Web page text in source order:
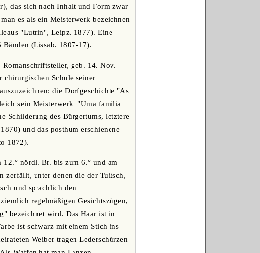
das sich nach Inhalt und Form zwar
es als ein Meisterwerk bezeichnen
"Lutrin", Leipz. 1877). Eine
Bänden (Lissab. 1807-17).
geb. 14. Nov.
chirurgischen Schule seiner
die Dorfgeschichte "As
sein Meisterwerk; "Uma familia
Schilderung des Bürgertums, letztere
und das posthum erschienene
1872).
nördl. Br. bis zum 6.° und am
zerfällt, unter denen die der Tuitsch,
und sprachlich den
regelmäßigen Gesichtszügen,
bezeichnet wird. Das Haar ist in
ist schwarz mit einem Stich ins
Weiber tragen Lederschürzen